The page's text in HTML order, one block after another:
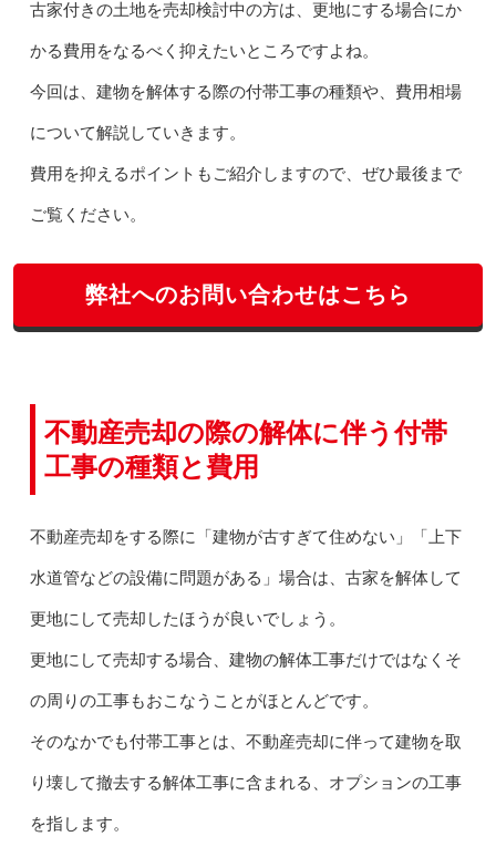
古家付きの土地を売却検討中の方は、更地にする場合にか
かる費用をなるべく抑えたいところですよね。
今回は、建物を解体する際の付帯工事の種類や、費用相場
について解説していきます。
費用を抑えるポイントもご紹介しますので、ぜひ最後まで
ご覧ください。
弊社へのお問い合わせはこちら
不動産売却の際の解体に伴う付帯
工事の種類と費用
不動産売却をする際に「建物が古すぎて住めない」「上下
水道管などの設備に問題がある」場合は、古家を解体して
更地にして売却したほうが良いでしょう。
更地にして売却する場合、建物の解体工事だけではなくそ
の周りの工事もおこなうことがほとんどです。
そのなかでも付帯工事とは、不動産売却に伴って建物を取
り壊して撤去する解体工事に含まれる、オプションの工事
を指します。